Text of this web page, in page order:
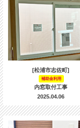
[松浦市志佐町]
補助金利用
内窓取付工事
2025.04.06